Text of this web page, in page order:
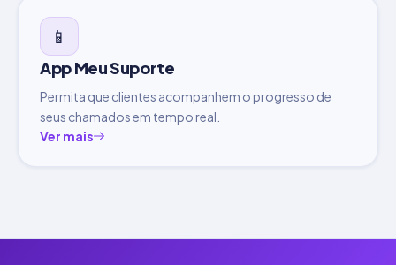
📱
App Meu Suporte
Permita que clientes acompanhem o progresso de
seus chamados em tempo real.
Ver mais